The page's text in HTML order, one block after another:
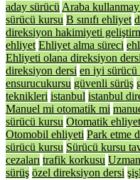
aday sürücü Araba
sürücü kursu B sınıfı ehliyet
direksiyon hakimiyeti
ehliyet Ehliyet alma süreci
Ehliyeti olana direksiyon dersi
direksiyon dersi en iyi sürücü
ensurucukursu güvenli sürüş
teknikleri istanbul istanbul
Manuel mi otomatik mi
sürücü kursu Otomatik ehliyet
Otomobil ehliyeti Park etme
sürücü kursu Sürücü kursu
cezaları trafik korkusu
sürüş özel direksiyon dersi